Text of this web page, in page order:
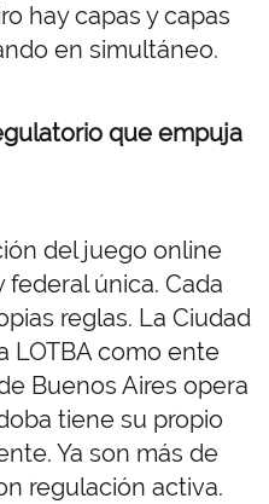
hay capas y capas
en simultáneo.
que empuja
del juego online
única. Cada
reglas. La Ciudad
LOTBA como ente
Buenos Aires opera
tiene su propio
Ya son más de
regulación activa.